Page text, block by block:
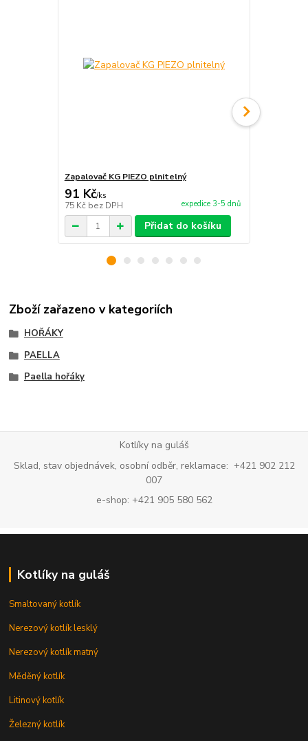
Zapalovač KG PIEZO plnitelný
91 Kč/ks
75 Kč bez DPH expedice 3-5 dnů
Přidat do košíku
Zboží zařazeno v kategoriích
HOŘÁKY
PAELLA
Paella hořáky
Kotlíky na guláš
Sklad, stav objednávek, osobní odběr, reklamace: +421 902 212
007
e-shop: +421 905 580 562
Kotlíky na guláš
Smaltovaný kotlík
Nerezový kotlík lesklý
Nerezový kotlík matný
Měděný kotlík
Litinový kotlík
Železný kotlík